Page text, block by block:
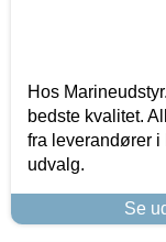
Hos
bedste kvalitet.
fra leverandører i
udvalg.
Se